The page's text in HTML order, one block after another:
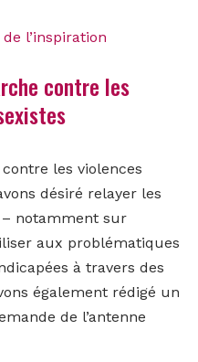
l’inspiration
contre les
les violences
désiré relayer les
notamment sur
aux problématiques
à travers des
également rédigé un
de l’antenne